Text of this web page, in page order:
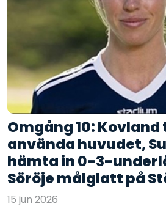
Omgång 10:
använda huvudet,
hämta in 0-3-
Söröje målglatt på
15 jun 2026